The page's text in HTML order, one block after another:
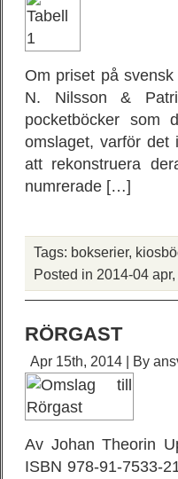
Om priset på
N. Nilsson &
pocketböcker som
omslaget, varför det
att rekonstruera
numrerade […]
Tags: bokserier,
Posted in 2014-04 apr,
RÖRGAST
Apr 15th, 2014 | By
Av Johan Theorin
ISBN 978-91-7533-